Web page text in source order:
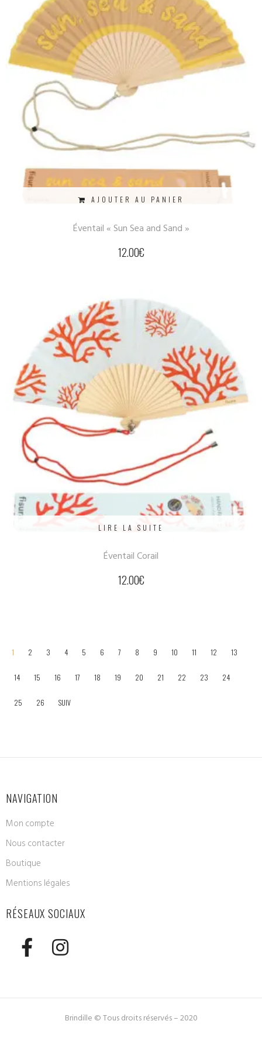
AJOUTER AU PANIER
Éventail « Sun Sea and Sand »
12.00€
LIRE LA SUITE
Éventail Corail
12.00€
1 2 3 4 5 6 7 8 9 10 11 12 13
14 15 16 17 18 19 20 21 22 23 24
25 26 SUIV
NAVIGATION
Mon compte
Nous contacter
Boutique
Mentions légales
RÉSEAUX SOCIAUX
Brindille © Tous droits réservés – 2020